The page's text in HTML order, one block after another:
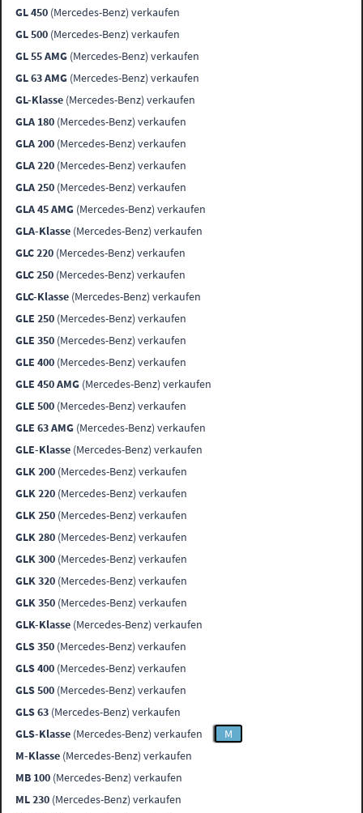
GL 450 (Mercedes-Benz) verkaufen
GL 500 (Mercedes-Benz) verkaufen
GL 55 AMG (Mercedes-Benz) verkaufen
GL 63 AMG (Mercedes-Benz) verkaufen
GL-Klasse (Mercedes-Benz) verkaufen
GLA 180 (Mercedes-Benz) verkaufen
GLA 200 (Mercedes-Benz) verkaufen
GLA 220 (Mercedes-Benz) verkaufen
GLA 250 (Mercedes-Benz) verkaufen
GLA 45 AMG (Mercedes-Benz) verkaufen
GLA-Klasse (Mercedes-Benz) verkaufen
GLC 220 (Mercedes-Benz) verkaufen
GLC 250 (Mercedes-Benz) verkaufen
GLC-Klasse (Mercedes-Benz) verkaufen
GLE 250 (Mercedes-Benz) verkaufen
GLE 350 (Mercedes-Benz) verkaufen
GLE 400 (Mercedes-Benz) verkaufen
GLE 450 AMG (Mercedes-Benz) verkaufen
GLE 500 (Mercedes-Benz) verkaufen
GLE 63 AMG (Mercedes-Benz) verkaufen
GLE-Klasse (Mercedes-Benz) verkaufen
GLK 200 (Mercedes-Benz) verkaufen
GLK 220 (Mercedes-Benz) verkaufen
GLK 250 (Mercedes-Benz) verkaufen
GLK 280 (Mercedes-Benz) verkaufen
GLK 300 (Mercedes-Benz) verkaufen
GLK 320 (Mercedes-Benz) verkaufen
GLK 350 (Mercedes-Benz) verkaufen
GLK-Klasse (Mercedes-Benz) verkaufen
GLS 350 (Mercedes-Benz) verkaufen
GLS 400 (Mercedes-Benz) verkaufen
GLS 500 (Mercedes-Benz) verkaufen
GLS 63 (Mercedes-Benz) verkaufen
GLS-Klasse (Mercedes-Benz) verkaufen
M
M-Klasse (Mercedes-Benz) verkaufen
MB 100 (Mercedes-Benz) verkaufen
ML 230 (Mercedes-Benz) verkaufen